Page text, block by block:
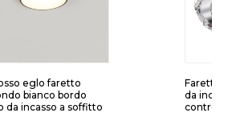
eglo faretto
bianco bordo
da incasso a soffitto
Faretto
da